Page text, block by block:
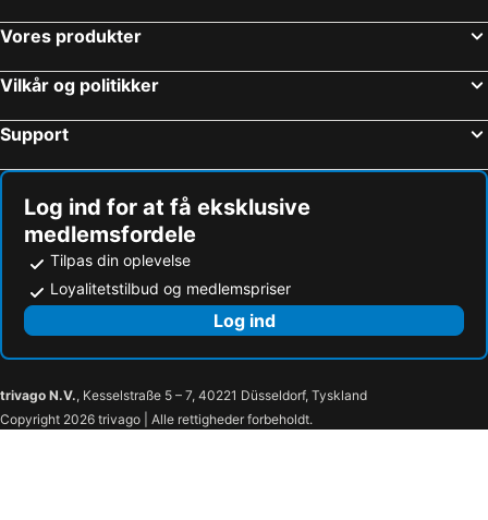
Vores produkter
Vilkår og politikker
Support
Log ind for at få eksklusive
medlemsfordele
Tilpas din oplevelse
Loyalitetstilbud og medlemspriser
Log ind
trivago N.V., Kesselstraße 5 – 7, 40221 Düsseldorf, Tyskland
Copyright 2026 trivago | Alle rettigheder forbeholdt.